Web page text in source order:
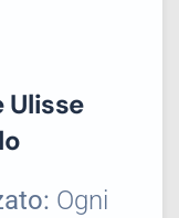
Ulisse
Ogni